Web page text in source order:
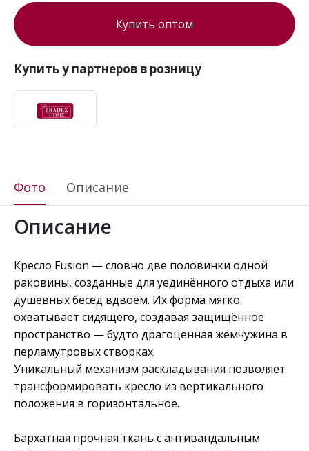
Купить оптом
Купить у партнеров в розницу
Фото Описание
Описание
Кресло Fusion — словно две половинки одной
раковины, созданные для уединённого отдыха или
душевных бесед вдвоём. Их форма мягко
охватывает сидящего, создавая защищённое
пространство — будто драгоценная жемчужина в
перламутровых створках.
Уникальный механизм раскладывания позволяет
трансформировать кресло из вертикального
положения в горизонтальное.
Бархатная прочная ткань с антивандальным